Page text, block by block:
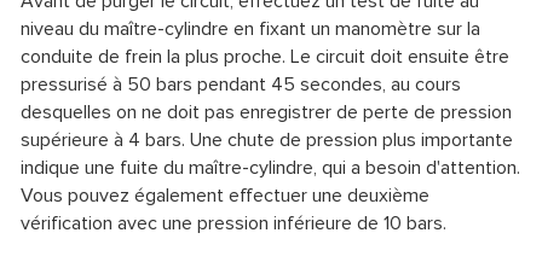
niveau du maître-cylindre en fixant un manomètre sur la
conduite de frein la plus proche. Le circuit doit ensuite être
pressurisé à 50 bars pendant 45 secondes, au cours
desquelles on ne doit pas enregistrer de perte de pression
supérieure à 4 bars. Une chute de pression plus importante
indique une fuite du maître-cylindre, qui a besoin d'attention.
Vous pouvez également effectuer une deuxième
vérification avec une pression inférieure de 10 bars.